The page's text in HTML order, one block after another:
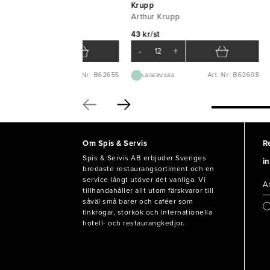
Art. Nr: B62655
Krupp
Arthur Krupp
43 kr/st
- +
LAGERVARA Art. Nr: B62608
Om Spis & Servis
Spis & Servis AB erbjuder Sveriges
bredaste restaurangsortiment och en
service långt utöver det vanliga. Vi
tillhandahåller allt utom färskvaror till
såväl små barer och caféer som
finkrogar, storkök och internationella
hotell- och restaurangkedjor.